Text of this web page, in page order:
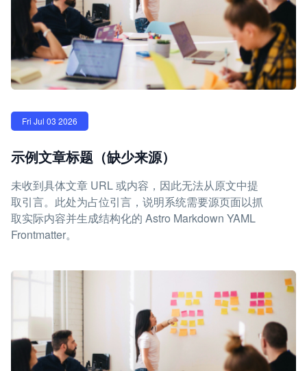
Fri Jul 03 2026
示例文章标题（缺少来源）
未收到具体文章 URL 或内容，因此无法从原文中提
取引言。此处为占位引言，说明系统需要源页面以抓
取实际内容并生成结构化的 Astro Markdown YAML
Frontmatter。